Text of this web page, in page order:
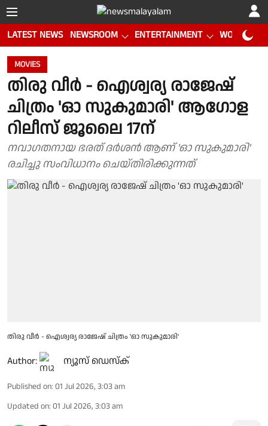
LATEST NEWS NEWSROOM ENTERTAINMENT WORLD CUP
MOVIES
തിരു വീർ - ഐശ്വര്യ രാജേഷ്
ചിത്രം 'ഓ സുകുമാരി' ആഗോള
റിലീസ് ജൂലൈ 17ന്
നവാഗതനായ ഭരത് ദർശൻ ആണ് 'ഓ സുകുമാരി'
രചിച്ചു സംവിധാനം ചെയ്തിരിക്കുന്നത്
തിരു വീർ - ഐശ്വര്യ രാജേഷ് ചിത്രം 'ഓ സുകുമാരി'
Author: ന്യൂസ് ഡെസ്ക്
Published on: 01 Jul 2026, 3:03 am
Updated on: 01 Jul 2026, 3:03 am